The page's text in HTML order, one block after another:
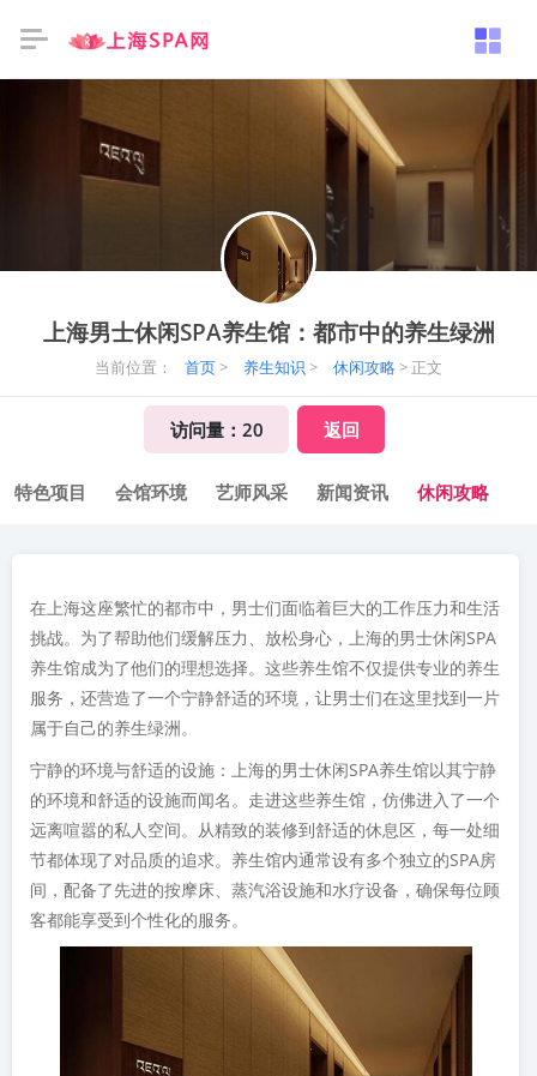
上海男士休闲SPA养生馆：都市中的养生绿洲
当前位置： 首页> 养生知识 > 休闲攻略 > 正文
访问量： 20 返回
特色项目 会馆环境 艺师风采 新闻资讯 休闲攻略
在上海这座繁忙的都市中，男士们面临着巨大的工作压力和生活
挑战。为了帮助他们缓解压力、放松身心，上海的男士休闲SPA
养生馆成为了他们的理想选择。这些养生馆不仅提供专业的养生
服务，还营造了一个宁静舒适的环境，让男士们在这里找到一片
属于自己的养生绿洲。
宁静的环境与舒适的设施：上海的男士休闲SPA养生馆以其宁静
的环境和舒适的设施而闻名。走进这些养生馆，仿佛进入了一个
远离喧嚣的私人空间。从精致的装修到舒适的休息区，每一处细
节都体现了对品质的追求。养生馆内通常设有多个独立的SPA房
间，配备了先进的按摩床、蒸汽浴设施和水疗设备，确保每位顾
客都能享受到个性化的服务。